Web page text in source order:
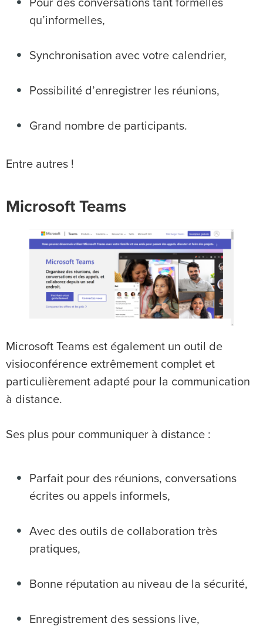
Pour des conversations tant formelles
qu’informelles,
Synchronisation avec votre calendrier,
Possibilité d’enregistrer les réunions,
Grand nombre de participants.
Entre autres !
Microsoft Teams
Microsoft Teams est également un outil de
visioconférence extrêmement complet et
particulièrement adapté pour la communication
à distance.
Ses plus pour communiquer à distance :
Parfait pour des réunions, conversations
écrites ou appels informels,
Avec des outils de collaboration très
pratiques,
Bonne réputation au niveau de la sécurité,
Enregistrement des sessions live,